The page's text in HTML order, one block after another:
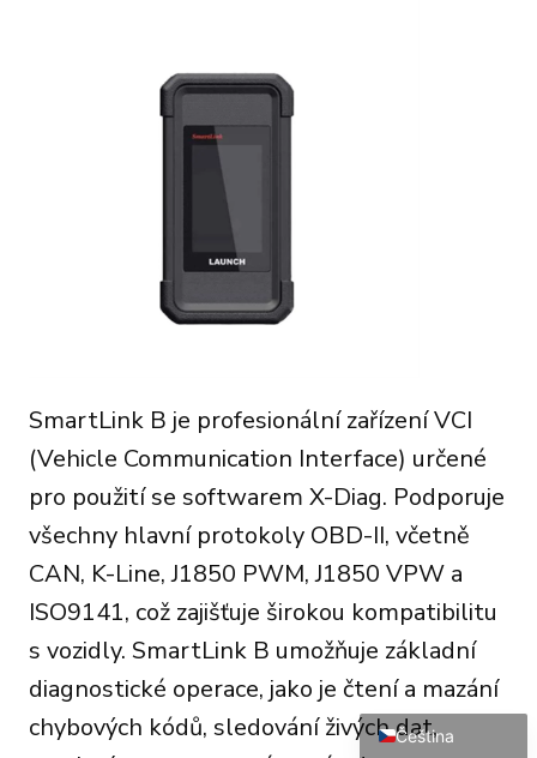
SmartLink B je profesionální zařízení VCI
(Vehicle Communication Interface) určené
pro použití se softwarem X-Diag. Podporuje
všechny hlavní protokoly OBD-II, včetně
CAN, K-Line, J1850 PWM, J1850 VPW a
ISO9141, což zajišťuje širokou kompatibilitu
s vozidly. SmartLink B umožňuje základní
diagnostické operace, jako je čtení a mazání
chybových kódů, sledování živých dat,
Čeština
English
Deutsch
Français
Español
Italiano
Polski
Türkçe